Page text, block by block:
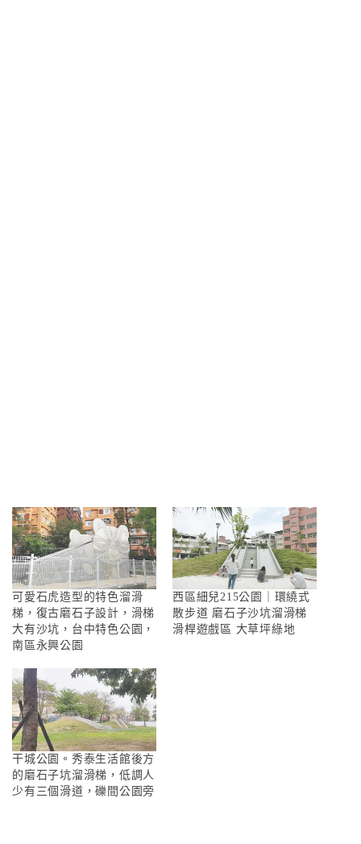
可愛石虎造型的特色溜滑
梯，復古磨石子設計，滑梯
大有沙坑，台中特色公園，
南區永興公園
西區細兒215公園｜環繞式
散步道 磨石子沙坑溜滑梯
滑桿遊戲區 大草坪綠地
干城公園。秀泰生活館後方
的磨石子坑溜滑梯，低調人
少有三個滑道，礫間公園旁